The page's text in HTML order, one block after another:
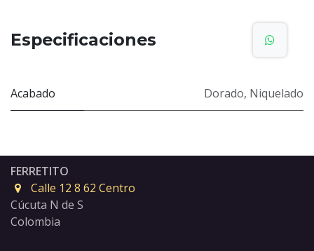
Especificaciones
Acabado Dorado, Niquelado
FERRETITO
Calle 12 8 62 Centro
Cúcuta N de S
Colombia